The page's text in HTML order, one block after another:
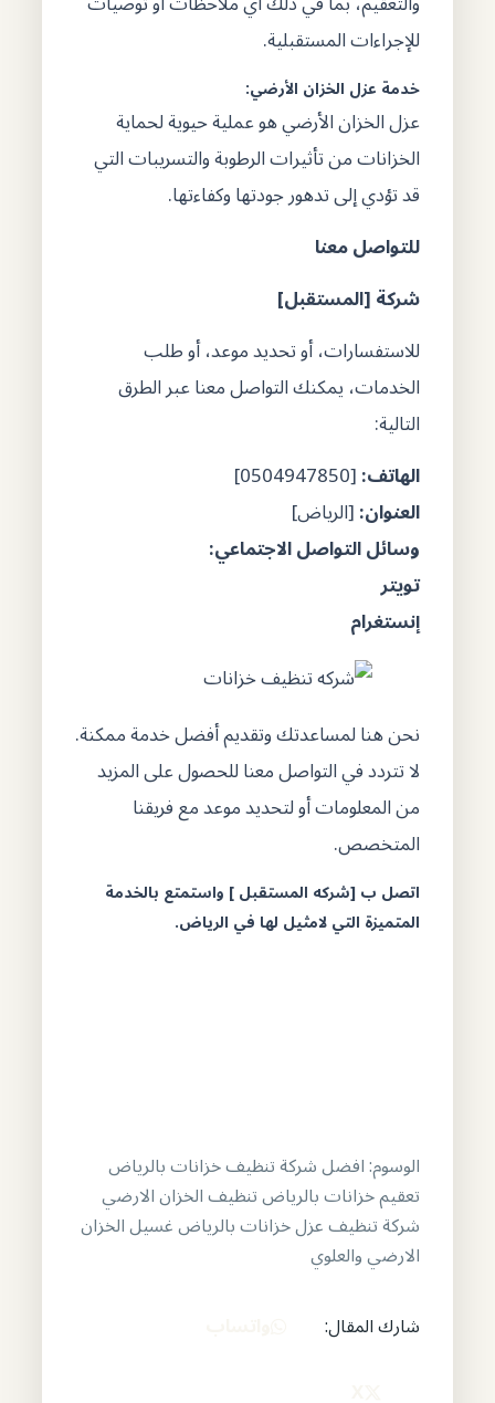
للإجراءات المستقبلية.
خدمة عزل الخزان الأرضي:
عزل الخزان الأرضي هو عملية حيوية لحماية
الخزانات من تأثيرات الرطوبة والتسريبات التي
قد تؤدي إلى تدهور جودتها وكفاءتها.
للتواصل معنا
شركة [المستقبل]
للاستفسارات، أو تحديد موعد، أو طلب
الخدمات، يمكنك التواصل معنا عبر الطرق
التالية:
الهاتف:
[0504947850]
العنوان:[الرياض]
وسائل التواصل الاجتماعي:
تويتر
إنستغرام
نحن هنا لمساعدتك وتقديم أفضل خدمة ممكنة.
لا تتردد في التواصل معنا للحصول على المزيد
من المعلومات أو لتحديد موعد مع فريقنا
المتخصص.
اتصل ب [شركه المستقبل ] واستمتع بالخدمة
المتميزة التي لامثيل لها في الرياض.
الوسوم:افضل شركة تنظيف خزانات بالرياض
تعقيم خزانات بالرياضتنظيف الخزان الارضي
شركة تنظيفعزل خزانات بالرياضغسيل الخزان
الارضي والعلوي
شارك المقال: